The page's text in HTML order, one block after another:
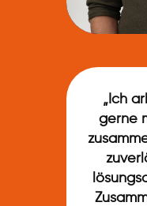
„​Ich
gerne